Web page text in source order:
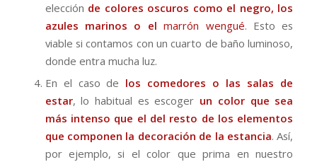
elección de colores oscuros como el negro, los
azules marinos o el marrón wengué. Esto es
viable si contamos con un cuarto de baño luminoso,
donde entra mucha luz.
En el caso de los comedores o las salas de
estar, lo habitual es escoger un color que sea
más intenso que el del resto de los elementos
que componen la decoración de la estancia. Así,
por ejemplo, si el color que prima en nuestro